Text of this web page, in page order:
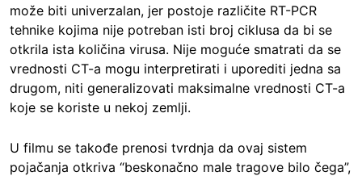
može biti univerzalan, jer postoje različite RT-PCR
tehnike kojima nije potreban isti broj ciklusa da bi se
otkrila ista količina virusa. Nije moguće smatrati da se
vrednosti CT-a mogu interpretirati i uporediti jedna sa
drugom, niti generalizovati maksimalne vrednosti CT-a
koje se koriste u nekoj zemlji.
U filmu se takođe prenosi tvrdnja da ovaj sistem
pojačanja otkriva “beskonačno male tragove bilo čega”,